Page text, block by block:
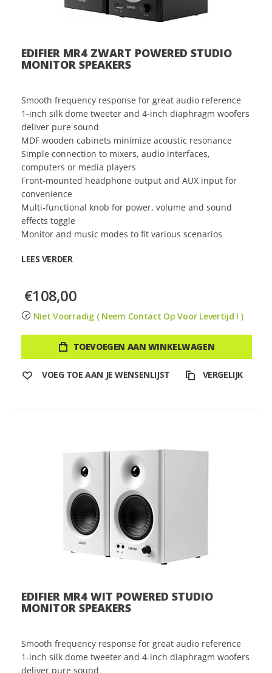
EDIFIER MR4 ZWART POWERED STUDIO
MONITOR SPEAKERS
Smooth frequency response for great audio reference
1-inch silk dome tweeter and 4-inch diaphragm woofers
deliver pure sound
MDF wooden cabinets minimize acoustic resonance
Simple connection to mixers, audio interfaces,
computers or media players
Front-mounted headphone output and AUX input for
convenience
Multi-functional knob for power, volume and sound
effects toggle
Monitor and music modes to fit various scenarios
LEES VERDER
€108,00
Niet Voorradig ( Neem Contact Op Voor Levertijd ! )
TOEVOEGEN AAN WINKELWAGEN
VOEG TOE AAN JE WENSENLIJST VERGELIJK
EDIFIER MR4 WIT POWERED STUDIO
MONITOR SPEAKERS
Smooth frequency response for great audio reference
1-inch silk dome tweeter and 4-inch diaphragm woofers
deliver pure sound